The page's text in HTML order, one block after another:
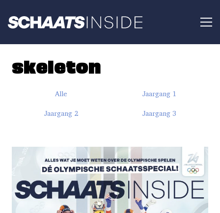
skeleton
Alle Jaargang 1
Jaargang 2 Jaargang 3